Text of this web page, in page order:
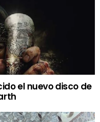
el nuevo disco de